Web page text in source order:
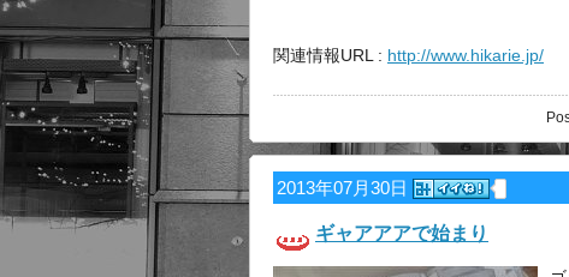
関連情報URL : http://www.hikarie.jp/
2013年07月30日
ギャアアアで始まり